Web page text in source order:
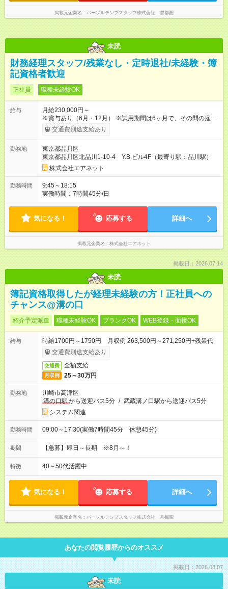
掲載元企業名 パーソルテンプスタッフ株式会社 首都圏
未読
財務経理スタッフ/残業なし・定時退社/未経験・簿
記資格者歓迎
正社員 職種未経験OK
給与
月給230,000円～
※賞与あり（6月・12月） ※試用期間は6ヶ月で、その間の雇用
形態は契約社員です。そのほかの条件に変更はありません。
【試用期間】試用期間あり 試用期間の長さ：6ヶ月 ※ 雇用形態
採用（契約社員） 給与：本採用時と同じです。
交通費別途支給あり
勤務地
東京都品川区
東京都品川区北品川1-10-4 Y.B.ビル4F（最寄り駅：品川駅）
株式会社エアネット
勤務時間
9:45～18:15
実働時間：7時間45分/日
気になる！ 応募する 詳細へ
掲載元企業名 株式会社エアネット
掲載日：2026.07.14
未読
簿記資格取得したが経理未経験の方！正社員への
チャンス@溝の口
紹介予定派遣 職種未経験OK ブランクOK WEB登録・面接OK
給与
時給1700円～1750円 月収例 263,500円～271,250円+残業代
交通費別途支給あり
交通費 全額支給
月収例 25～30万円
勤務地
川崎市高津区
溝の口駅から送迎バス5分 / 武蔵溝ノ口駅から送迎バス5分
システム関連
勤務時間 09:00～17:30(実働7時間45分 休憩45分)
期間 【急募】即日～長期 ※8月～！
特徴 40～50代活躍中
気になる！ 応募する 詳細へ
掲載元企業名 パーソルテンプスタッフ株式会社 首都圏
あなたの閲覧履歴からのオススメ
掲載日：2026.08.07
未読